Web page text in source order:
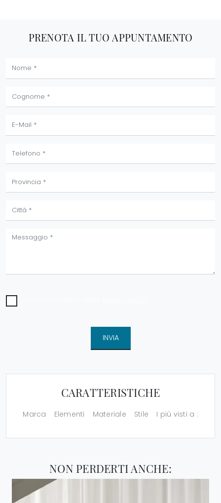
PRENOTA IL TUO APPUNTAMENTO
INVIA
CARATTERISTICHE
Marca Elementi Materiale Stile I più visti a :
NON PERDERTI ANCHE: